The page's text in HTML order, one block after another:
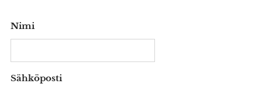
Nimi
Sähköposti